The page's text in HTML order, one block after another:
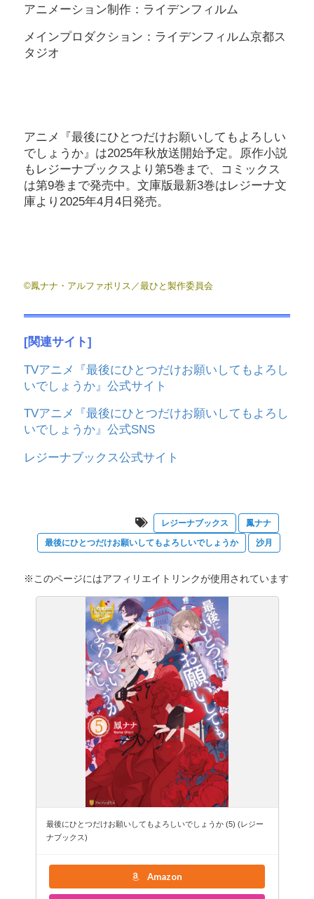
アニメーション制作：ライデンフィルム
メインプロダクション：ライデンフィルム京都ス
タジオ
アニメ『最後にひとつだけお願いしてもよろしい
でしょうか』は2025年秋放送開始予定。原作小説
もレジーナブックスより第5巻まで、コミックス
は第9巻まで発売中。文庫版最新3巻はレジーナ文
庫より2025年4月4日発売。
©鳳ナナ・アルファポリス／最ひと製作委員会
[関連サイト]
TVアニメ『最後にひとつだけお願いしてもよろし
いでしょうか』公式サイト
TVアニメ『最後にひとつだけお願いしてもよろし
いでしょうか』公式SNS
レジーナブックス公式サイト
レジーナブックス
鳳ナナ
最後にひとつだけお願いしてもよろしいでしょうか
沙月
※このページにはアフィリエイトリンクが使用されています
最後にひとつだけお願いしてもよろしいでしょうか (5) (レジー
ナブックス)
Amazon